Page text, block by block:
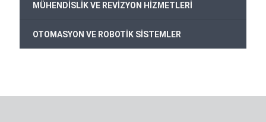
MÜHENDİSLİK VE REVİZYON HİZMETLERİ
OTOMASYON VE ROBOTİK SİSTEMLER